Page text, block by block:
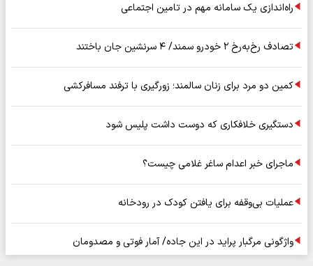
راه‌اندازی یک سامانه مهم در تامین اجتماعی
تصادف رخ‌به‌رخ ۲ خودرو سمند/ ۴ سرنشین جان باختند
کمین دو مرد برای زنان سالمند؛ زورگیری با ترفند مسافرکشی
دستگیری خلافکاری که دوست داشت پلیس شود
ماجرای خبر اعدام ساغر غلامی چیست؟
عملیات بی‌وقفه برای یافتن کودک در رودخانه
واژگونی مرگبار پراید در این جاده/ آمار فوتی و مصدومان